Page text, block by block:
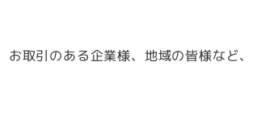
取引のある企業様、地域の皆様など